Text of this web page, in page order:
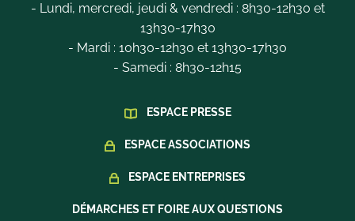
- Lundi, mercredi, jeudi & vendredi : 8h30-12h30 et
13h30-17h30
- Mardi : 10h30-12h30 et 13h30-17h30
- Samedi : 8h30-12h15
ESPACE PRESSE
ESPACE ASSOCIATIONS
ESPACE ENTREPRISES
DÉMARCHES ET FOIRE AUX QUESTIONS